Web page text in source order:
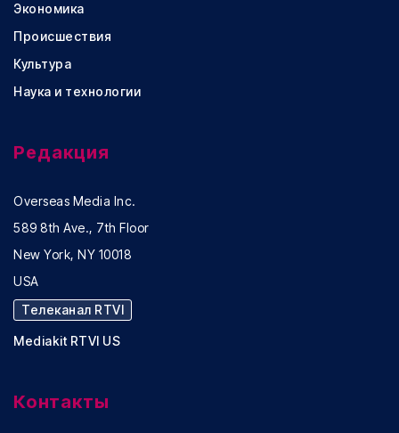
Экономика
Происшествия
Культура
Наука и технологии
Редакция
Overseas Media Inc.
589 8th Ave., 7th Floor
New York, NY 10018
USA
Телеканал RTVI
Mediakit RTVI US
Контакты